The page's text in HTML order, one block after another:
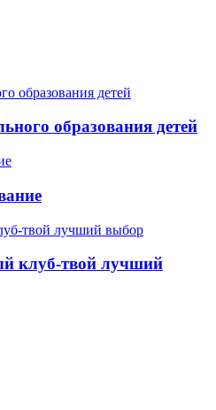
образования детей
клуб-твой лучший